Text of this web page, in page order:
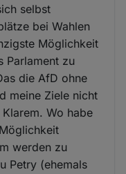
selbst
bei Wahlen
Möglichkeit
Parlament zu
die AfD ohne
meine Ziele nicht
Wo habe
werden zu
Petry (ehemals